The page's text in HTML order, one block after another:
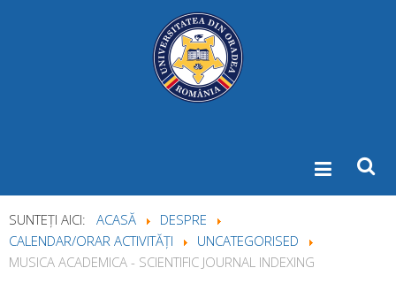
SUNTEȚI AICI: ACASĂ
DESPRE
CALENDAR/ORAR ACTIVITĂȚI
UNCATEGORISED
MUSICA ACADEMICA - SCIENTIFIC JOURNAL INDEXING